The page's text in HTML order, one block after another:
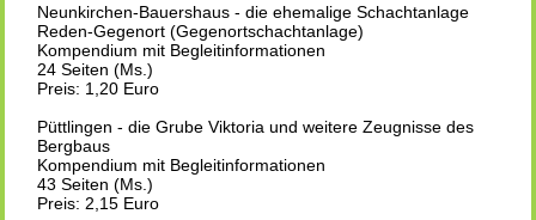
Neunkirchen-Bauershaus - die ehemalige Schachtanlage
Reden-Gegenort (Gegenortschachtanlage)
Kompendium mit Begleitinformationen
24 Seiten (Ms.)
Preis: 1,20 Euro
Püttlingen - die Grube Viktoria und weitere Zeugnisse des
Bergbaus
Kompendium mit Begleitinformationen
43 Seiten (Ms.)
Preis: 2,15 Euro